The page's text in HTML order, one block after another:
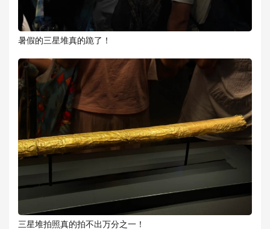
暑假的三星堆真的跪了！
三星堆拍照真的拍不出万分之一！